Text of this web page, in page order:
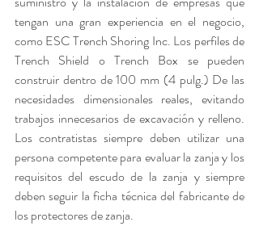
tengan una gran experiencia en el negocio,
como ESC Trench Shoring Inc. Los perfiles de
Trench Shield o Trench Box se pueden
construir dentro de 100 mm (4 pulg.) De las
necesidades dimensionales reales, evitando
trabajos innecesarios de excavación y relleno.
Los contratistas siempre deben utilizar una
persona competente para evaluar la zanja y los
requisitos del escudo de la zanja y siempre
deben seguir la ficha técnica del fabricante de
los protectores de zanja.